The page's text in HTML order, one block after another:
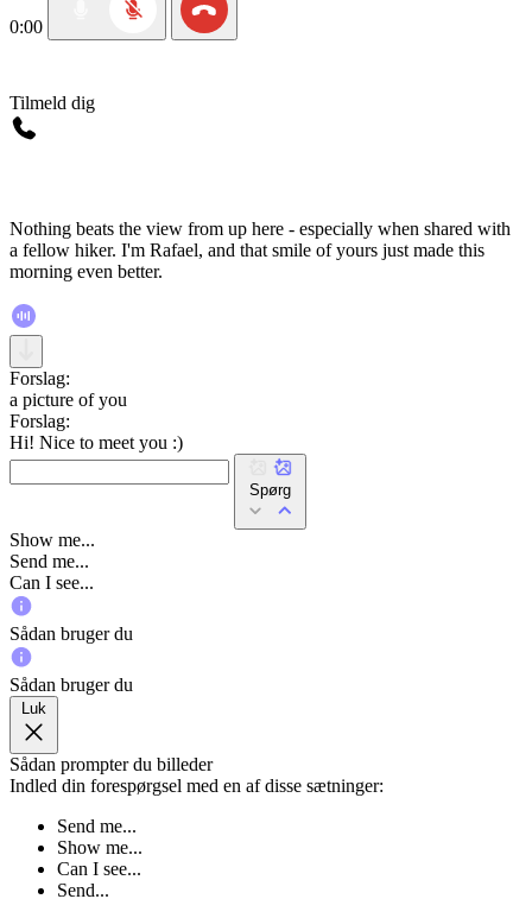
0:00
Tilmeld dig
Nothing beats the view from up here - especially when shared with
a fellow hiker. I'm Rafael, and that smile of yours just made this
morning even better.
Forslag:
a picture of you
Forslag:
Hi! Nice to meet you :)
Spørg
Show me...
Send me...
Can I see...
Sådan bruger du
Sådan bruger du
Luk
Sådan prompter du billeder
Indled din forespørgsel med en af disse sætninger:
Send me...
Show me...
Can I see...
Send...